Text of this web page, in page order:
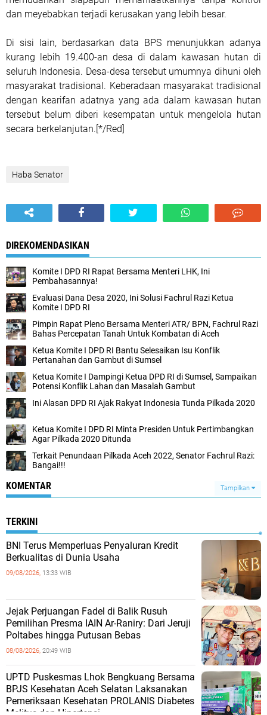
dan meyebabkan terjadi kerusakan yang lebih besar.
Di sisi lain, berdasarkan data BPS menunjukkan adanya
kurang lebih 19.400-an desa di dalam kawasan hutan di
seluruh Indonesia. Desa-desa tersebut umumnya dihuni oleh
masyarakat tradisional. Keberadaan masyarakat tradisional
dengan kearifan adatnya yang ada dalam kawasan hutan
tersebut belum diberi kesempatan untuk mengelola hutan
secara berkelanjutan.[*/Red]
Haba Senator
DIREKOMENDASIKAN
Komite I DPD RI Rapat Bersama Menteri LHK, Ini
Pembahasannya!
Evaluasi Dana Desa 2020, Ini Solusi Fachrul Razi Ketua
Komite I DPD RI
Pimpin Rapat Pleno Bersama Menteri ATR/ BPN, Fachrul Razi
Bahas Percepatan Tanah Untuk Kombatan di Aceh
Ketua Komite I DPD RI Bantu Selesaikan Isu Konflik
Pertanahan dan Gambut di Sumsel
Ketua Komite I Dampingi Ketua DPD RI di Sumsel, Sampaikan
Potensi Konflik Lahan dan Masalah Gambut
Ini Alasan DPD RI Ajak Rakyat Indonesia Tunda Pilkada 2020
Ketua Komite I DPD RI Minta Presiden Untuk Pertimbangkan
Agar Pilkada 2020 Ditunda
Terkait Penundaan Pilkada Aceh 2022, Senator Fachrul Razi:
Bangai!!!
KOMENTAR Tampilkan
TERKINI
BNI Terus Memperluas Penyaluran Kredit
Berkualitas di Dunia Usaha
09/08/2026, 13:33 WIB
Jejak Perjuangan Fadel di Balik Rusuh
Pemilihan Presma IAIN Ar-Raniry: Dari Jeruji
Poltabes hingga Putusan Bebas
08/08/2026, 20:49 WIB
UPTD Puskesmas Lhok Bengkuang Bersama
BPJS Kesehatan Aceh Selatan Laksanakan
Pemeriksaan Kesehatan PROLANIS Diabetes